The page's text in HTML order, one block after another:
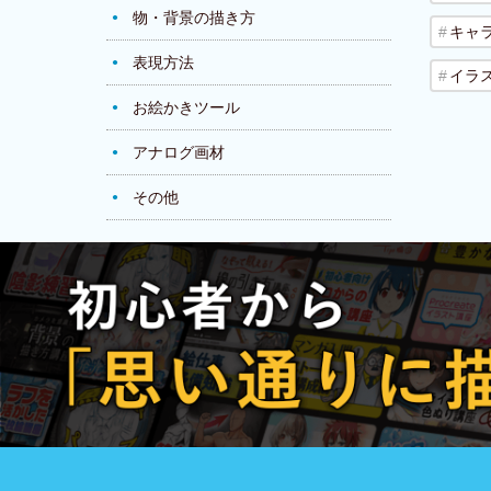
物・背景の描き方
表現方法
お絵かきツール
アナログ画材
その他
キャ
イラ